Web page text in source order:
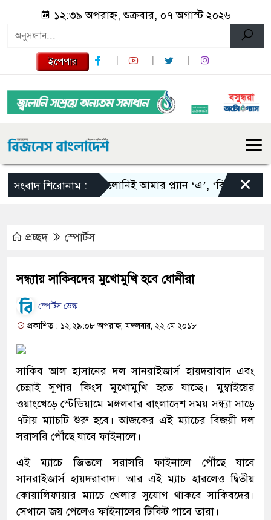
১২:৩৯ অপরাহ্ন, শুক্রবার, ০৭ অগাস্ট ২০২৬
ইপেপার
সংবাদ শিরোনাম :স্কালোনিই আমার প্ল্যান ‘এ’, ‘বি’ এবং ‘সি’:
×
প্রচ্ছদ স্পোর্টস
সন্ধ্যায় সাকিবদের মুখোমুখি হবে ধোনীরা
স্পোর্টস ডেস্ক
প্রকাশিত : ১২:২৯:০৮ অপরাহ্ন, মঙ্গলবার, ২২ মে ২০১৮
সাকিব আল হাসানের দল সানরাইজার্স হায়দরাবাদ এবং
চেন্নাই সুপার কিংস মুখোমুখি হতে যাচ্ছে। মুম্বাইয়ের
ওয়াংখেড়ে স্টেডিয়ামে মঙ্গলবার বাংলাদেশ সময় সন্ধ্যা সাড়ে
৭টায় ম্যাচটি শুরু হবে। আজকের এই ম্যাচের বিজয়ী দল
সরাসরি পৌঁছে যাবে ফাইনালে।
এই ম্যাচে জিতলে সরাসরি ফাইনালে পৌঁছে যাবে
সানরাইজার্স হায়দরাবাদ। আর এই ম্যাচ হারলেও দ্বিতীয়
কোয়ালিফায়ার ম্যাচে খেলার সুযোগ থাকবে সাকিবদের।
সেখানে জয় পেলেও ফাইনালের টিকিট পাবে তারা।